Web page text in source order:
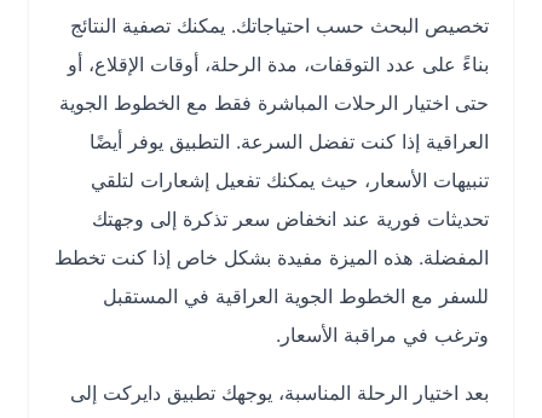
تخصيص البحث حسب احتياجاتك. يمكنك تصفية النتائج
بناءً على عدد التوقفات، مدة الرحلة، أوقات الإقلاع، أو
حتى اختيار الرحلات المباشرة فقط مع الخطوط الجوية
العراقية إذا كنت تفضل السرعة. التطبيق يوفر أيضًا
تنبيهات الأسعار، حيث يمكنك تفعيل إشعارات لتلقي
تحديثات فورية عند انخفاض سعر تذكرة إلى وجهتك
المفضلة. هذه الميزة مفيدة بشكل خاص إذا كنت تخطط
للسفر مع الخطوط الجوية العراقية في المستقبل
وترغب في مراقبة الأسعار.
بعد اختيار الرحلة المناسبة، يوجهك تطبيق دايركت إلى